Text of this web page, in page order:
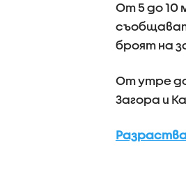
От 5 до 10
броят на
От утре
Загора и